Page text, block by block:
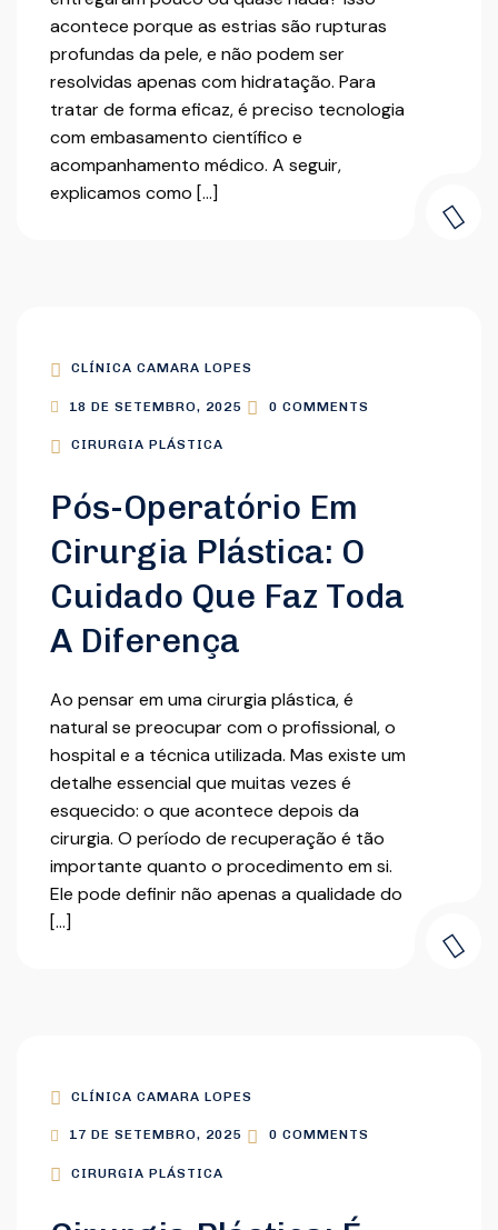
acontece porque as estrias são rupturas
profundas da pele, e não podem ser
resolvidas apenas com hidratação. Para
tratar de forma eficaz, é preciso tecnologia
com embasamento científico e
acompanhamento médico. A seguir,
explicamos como […]
CLÍNICA CAMARA LOPES
18 DE SETEMBRO, 2025 0 COMMENTS
CIRURGIA PLÁSTICA
Pós-Operatório Em
Cirurgia Plástica: O
Cuidado Que Faz Toda
A Diferença
Ao pensar em uma cirurgia plástica, é
natural se preocupar com o profissional, o
hospital e a técnica utilizada. Mas existe um
detalhe essencial que muitas vezes é
esquecido: o que acontece depois da
cirurgia. O período de recuperação é tão
importante quanto o procedimento em si.
Ele pode definir não apenas a qualidade do
[…]
CLÍNICA CAMARA LOPES
17 DE SETEMBRO, 2025 0 COMMENTS
CIRURGIA PLÁSTICA